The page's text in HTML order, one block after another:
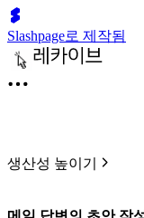
Slashpage로 제작됨
생산성 높이기